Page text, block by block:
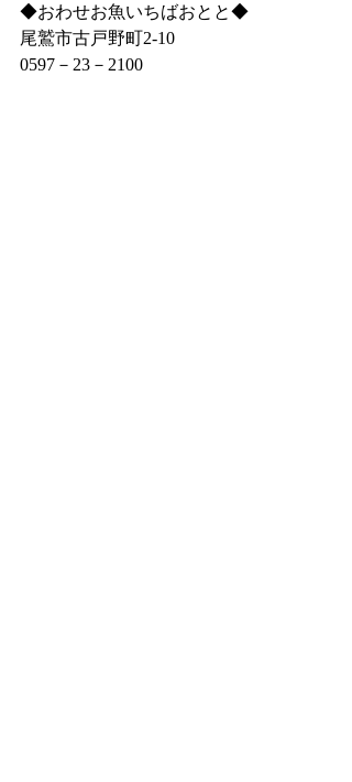
◆おわせお魚いちばおとと◆
尾鷲市古戸野町2‐10
0597－23－2100